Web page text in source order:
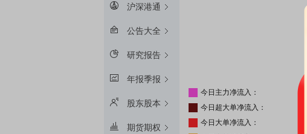
沪深港通
公告大全
研究报告
年报季报
股东股本
期货期权
今日主力净流入：
今日超大单净流入：
今日大单净流入：